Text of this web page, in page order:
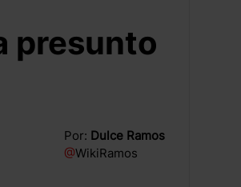
presunto
Por: Dulce Ramos
@WikiRamos